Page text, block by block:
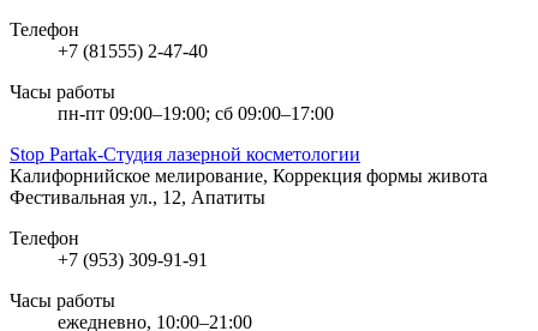
Телефон
+7 (81555) 2-47-40
Часы работы
пн-пт 09:00–19:00; сб 09:00–17:00
Stop Partak-Студия лазерной косметологии
Калифорнийское мелирование, Коррекция формы живота
Фестивальная ул., 12, Апатиты
Телефон
+7 (953) 309-91-91
Часы работы
ежедневно, 10:00–21:00